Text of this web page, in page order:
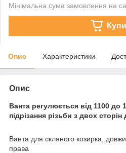
Мінімальна сума замовлення на
Опис Характеристики
Опис
Ванта регулюється від 1100
підрізання різьби з двох
Ванта для скляного козирка,
права